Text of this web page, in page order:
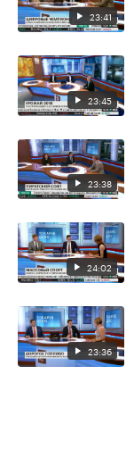
23:41
23:45
23:38
24:02
23:36